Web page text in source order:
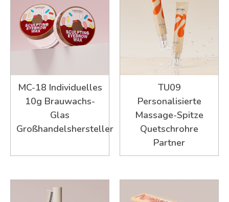
MC-18 Individuelles
10g Brauwachs-
Glas
Großhandelshersteller
TU09
Personalisierte
Massage-Spitze
Quetschrohre
Partner